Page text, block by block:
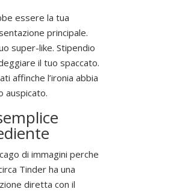
essere la tua
principale.
super-like. Stipendio
il tuo spaccato.
affinche l’ironia abbia
auspicato.
di immagini perche
Tinder ha una
diretta con il